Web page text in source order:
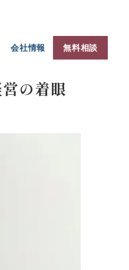
会社情報 無料相談
の着眼